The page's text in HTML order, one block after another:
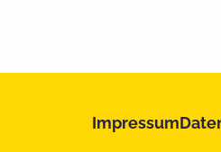
Impressum